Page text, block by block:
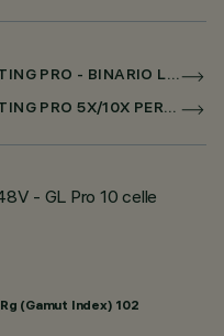
LASER BLADE XS GENERAL LIGHTING PRO - BINARIO LOW VOLTAGE
LASER BLADE XS GENERAL LIGHTING PRO 5X/10X PER BINARIO LOW VOLTAGE DALI POWERLINE
- GL Pro 10 celle
(Gamut Index) 102